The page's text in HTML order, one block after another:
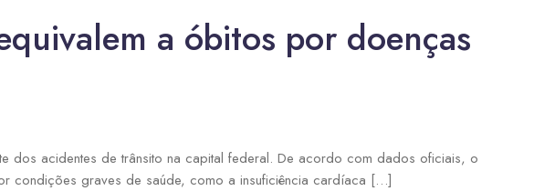
a óbitos por doenças
dos acidentes de trânsito na capital federal. De acordo com dados oficiais, o
condições graves de saúde, como a insuficiência cardíaca […]